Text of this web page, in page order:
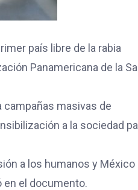
país libre de la rabia
Panamericana de la
campañas masivas de
a la sociedad
a los humanos y México
en el documento.